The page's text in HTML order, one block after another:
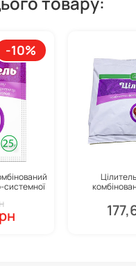
-10%
системної